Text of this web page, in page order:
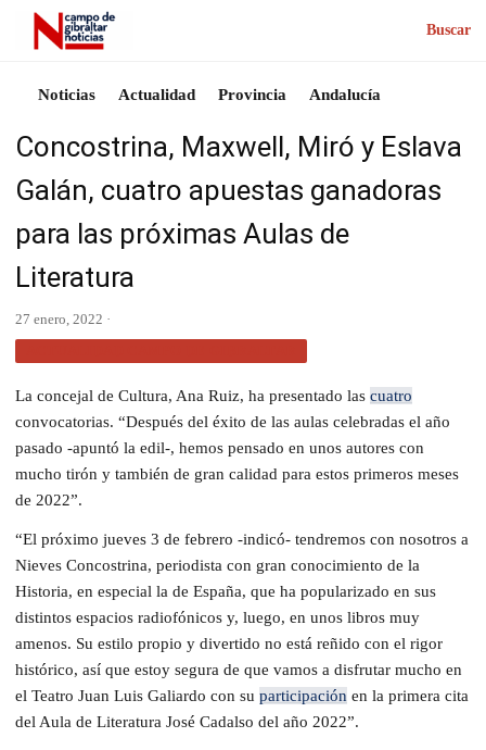
Buscar
Noticias Actualidad Provincia Andalucía
Concostrina, Maxwell, Miró y Eslava
Galán, cuatro apuestas ganadoras
para las próximas Aulas de
Literatura
27 enero, 2022 ·
La concejal de Cultura, Ana Ruiz, ha presentado las cuatro
convocatorias. “Después del éxito de las aulas celebradas el año
pasado -apuntó la edil-, hemos pensado en unos autores con
mucho tirón y también de gran calidad para estos primeros meses
de 2022”.
“El próximo jueves 3 de febrero -indicó- tendremos con nosotros a
Nieves Concostrina, periodista con gran conocimiento de la
Historia, en especial la de España, que ha popularizado en sus
distintos espacios radiofónicos y, luego, en unos libros muy
amenos. Su estilo propio y divertido no está reñido con el rigor
histórico, así que estoy segura de que vamos a disfrutar mucho en
el Teatro Juan Luis Galiardo con su participación en la primera cita
del Aula de Literatura José Cadalso del año 2022”.